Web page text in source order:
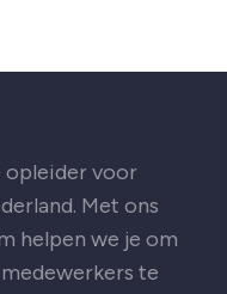
opleider voor
Met ons
helpen we je om
te